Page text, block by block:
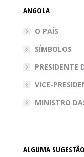
ANGOLA
O PAÍS
SÍMBOLOS
PRESIDENTE
VICE-
MINISTRO
ALGUMA